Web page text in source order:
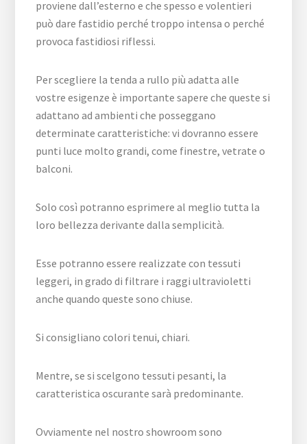
proviene dall’esterno e che spesso e volentieri
può dare fastidio perché troppo intensa o perché
provoca fastidiosi riflessi.
Per scegliere la tenda a rullo più adatta alle
vostre esigenze è importante sapere che queste si
adattano ad ambienti che posseggano
determinate caratteristiche: vi dovranno essere
punti luce molto grandi, come finestre, vetrate o
balconi.
Solo così potranno esprimere al meglio tutta la
loro bellezza derivante dalla semplicità.
Esse potranno essere realizzate con tessuti
leggeri, in grado di filtrare i raggi ultravioletti
anche quando queste sono chiuse.
Si consigliano colori tenui, chiari.
Mentre, se si scelgono tessuti pesanti, la
caratteristica oscurante sarà predominante.
Ovviamente nel nostro showroom sono